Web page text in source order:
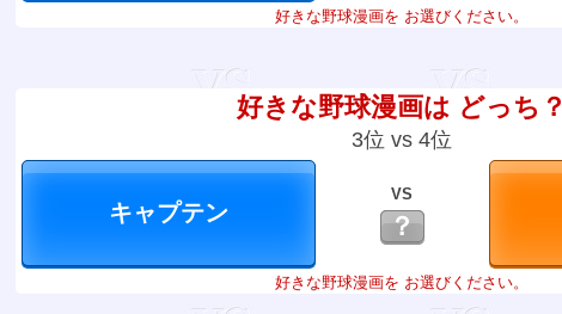
好きな野球漫画を お選びください。
好きな野球漫画は どっち？
3位 vs 4位
VS
？
好きな野球漫画を お選びください。